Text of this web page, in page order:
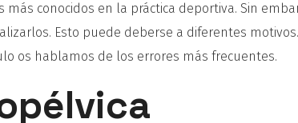
más conocidos en la práctica deportiva. Sin
Esto puede deberse a diferentes
os hablamos de los errores más frecuentes.